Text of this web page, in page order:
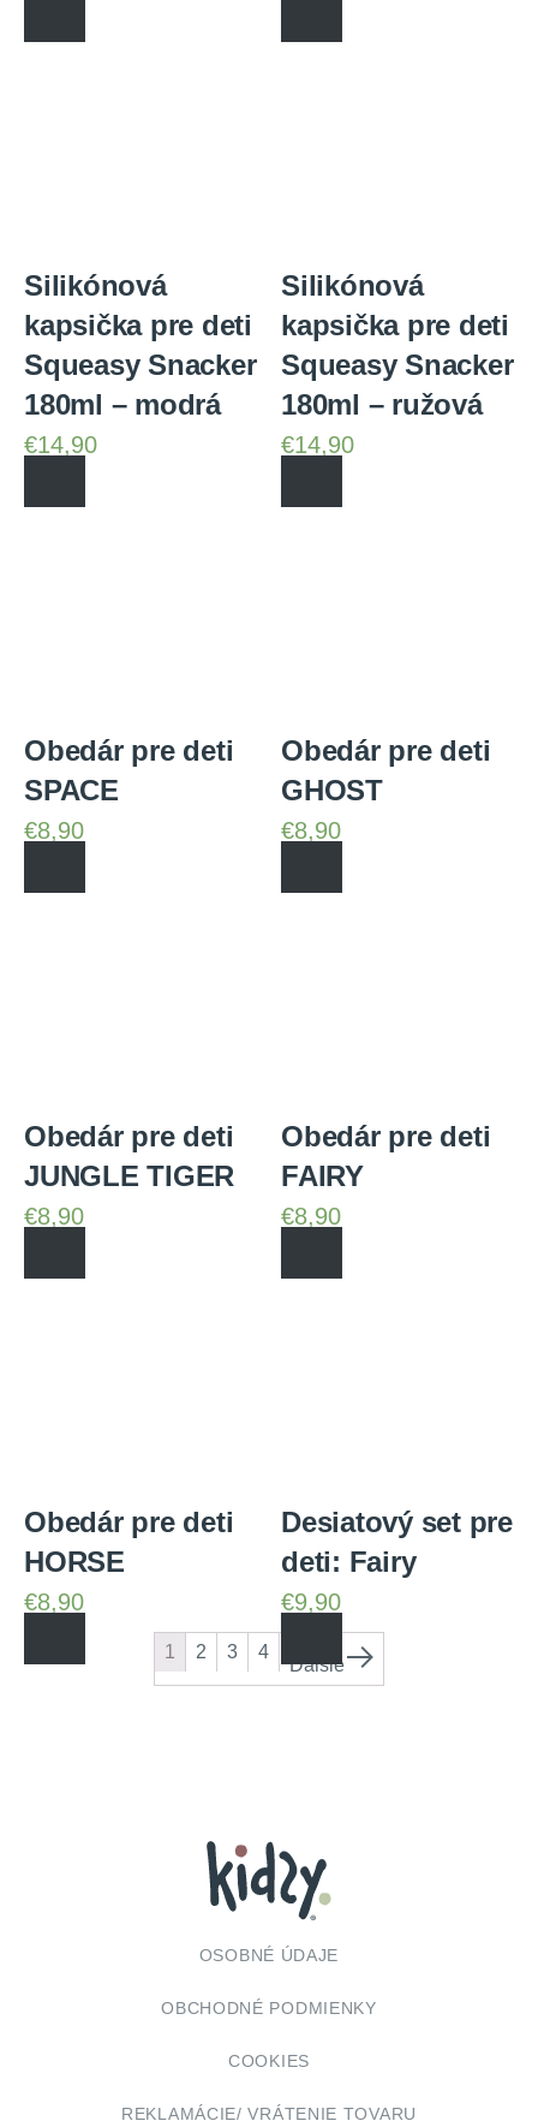
Silikónová
kapsička pre deti
Squeasy Snacker
180ml – modrá
€14,90
Silikónová
kapsička pre deti
Squeasy Snacker
180ml – ružová
€14,90
Obedár pre deti
SPACE
€8,90
Obedár pre deti
GHOST
€8,90
Obedár pre deti
JUNGLE TIGER
€8,90
Obedár pre deti
FAIRY
€8,90
Obedár pre deti
HORSE
€8,90
Desiatový set pre
deti: Fairy
€9,90
1 2 3 4
Ďalšie
OSOBNÉ ÚDAJE
OBCHODNÉ PODMIENKY
COOKIES
REKLAMÁCIE/ VRÁTENIE TOVARU